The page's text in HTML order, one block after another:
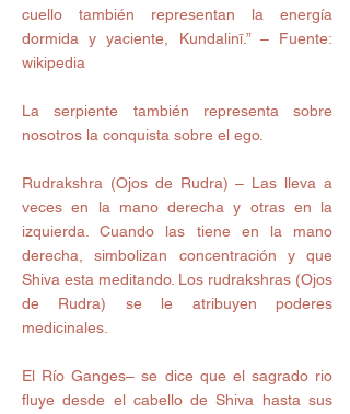
cuello también representan la energía
dormida y yaciente, Kundalinī.” – Fuente:
wikipedia
La serpiente también representa sobre
nosotros la conquista sobre el ego.
Rudrakshra (Ojos de Rudra) – Las lleva a
veces en la mano derecha y otras en la
izquierda. Cuando las tiene en la mano
derecha, simbolizan concentración y que
Shiva esta meditando. Los rudrakshras (Ojos
de Rudra) se le atribuyen poderes
medicinales.
El Río Ganges– se dice que el sagrado rio
fluye desde el cabello de Shiva hasta sus